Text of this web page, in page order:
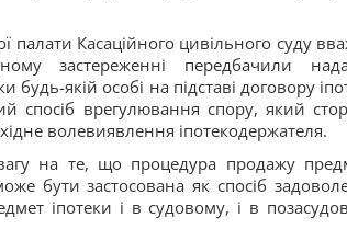
палати Касаційного цивільного суду
застереженні передбачили
якій особі на підставі договору
спосіб врегулювання спору, який
волевиявлення іпотекодержателя.
на те, що процедура продажу
бути застосована як спосіб
іпотеки і в судовому, і в